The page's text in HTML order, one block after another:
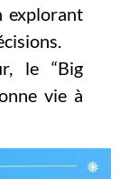
explorant
le “Big
vie à